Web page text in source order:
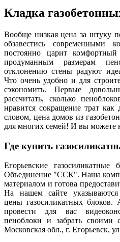
Кладка
Вообще низкая цена за штуку
обзавестись современными
постоянно царит
продуманным размерам
отклонению стены радуют
Что очень удобно и для
сэкономить. Первые
рассчитать, сколько
нравится сокращение трат
словом, цена домов из
для многих семей! И вы можете
Где купить
Егорьевские
Объединение "ССК". Наша
материалом и готова
На нашем сайте указываются
цены газосиликатных
провести для вас
пеноблоки и забрать своими
Московская обл., г. Егорьевск,